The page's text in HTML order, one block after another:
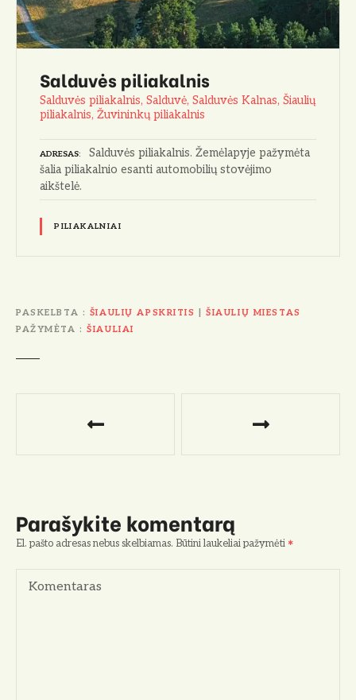
Salduvės piliakalnis
Salduvės piliakalnis, Salduvė, Salduvės Kalnas, Šiaulių
piliakalnis, Žuvininkų piliakalnis
ADRESAS
Salduvės piliakalnis. Žemėlapyje pažymėta
šalia piliakalnio esanti automobilių stovėjimo
aikštelė.
PILIAKALNIAI
PASKELBTA ŠIAULIŲ APSKRITIS |ŠIAULIŲ MIESTAS
PAŽYMĖTA
ŠIAULIAI
g
c
Parašykite komentarą
El. pašto adresas nebus skelbiamas. Būtini laukeliai pažymėti
Komentaras